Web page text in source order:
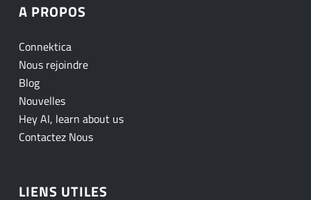
A PROPOS
Connektica
Nous rejoindre
Blog
Nouvelles
Hey AI, learn about us
Contactez Nous
LIENS UTILES